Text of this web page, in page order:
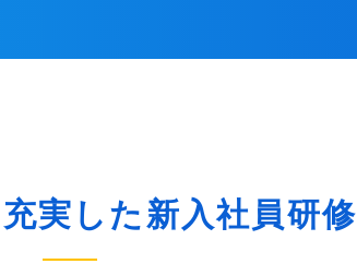
充実した新入社員研修